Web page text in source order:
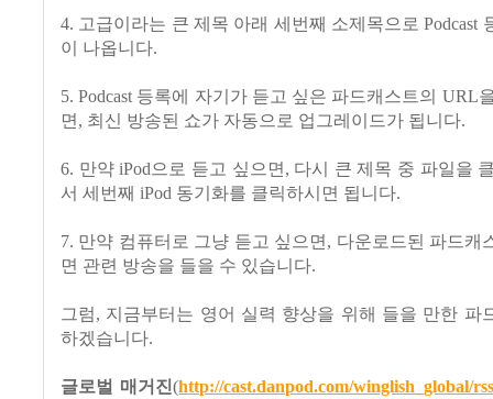
4. 고급이라는 큰 제목 아래 세번째 소제목으로 Podcast
이 나옵니다.
5. Podcast 등록에 자기가 듣고 싶은 파드캐스트의 URL
면, 최신 방송된 쇼가 자동으로 업그레이드가 됩니다.
6. 만약 iPod으로 듣고 싶으면, 다시 큰 제목 중 파일을
서 세번째 iPod 동기화를 클릭하시면 됩니다.
7. 만약 컴퓨터로 그냥 듣고 싶으면, 다운로드된 파드캐
면 관련 방송을 들을 수 있습니다.
그럼, 지금부터는 영어 실력 향상을 위해 들을 만한 파
하겠습니다.
글로벌 매거진(http://cast.danpod.com/winglish_global/